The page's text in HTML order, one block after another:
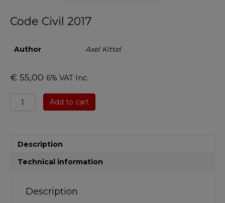
Code Civil 2017
Author Axel Kittel
€ 55,00 6% VAT Inc.
Code
Civil
Add to cart
Description
Technical information
Description